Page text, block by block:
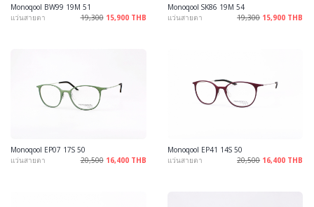
Monoqool BW99 19M 51
แว่นสายตา
19,300 15,900 THB
Monoqool SK86 19M 54
แว่นสายตา
19,300 15,900 THB
Monoqool EP07 17S 50
แว่นสายตา
20,500 16,400 THB
Monoqool EP41 14S 50
แว่นสายตา
20,500 16,400 THB